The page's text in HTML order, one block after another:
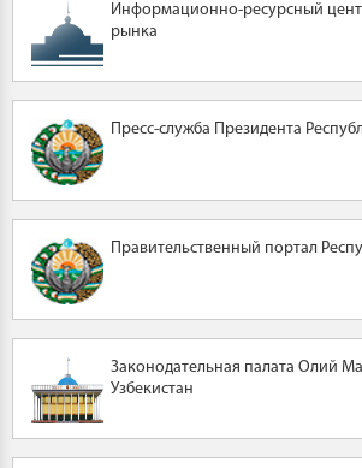
Информационно-ресурсный
рынка
Пресс-служба Президента
Правительственный портал
Законодательная палата Олий
Узбекистан